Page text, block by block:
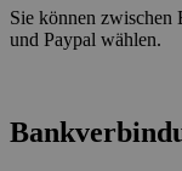
Sie können
und Paypal wählen.